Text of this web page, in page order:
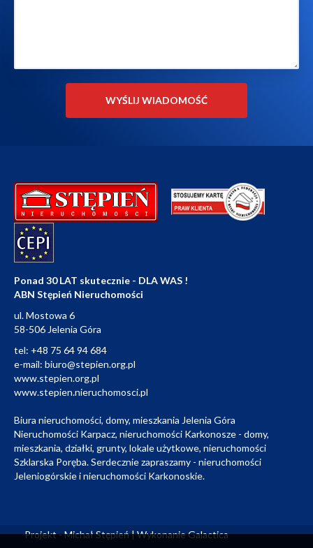
Ponad 30 LAT skutecznie - DLA WAS !
ABN Stępień Nieruchomości
ul. Mostowa 6
58-506 Jelenia Góra
tel: +48 75 64 94 684
e-mail: biuro@stepien.org.pl
www.stepien.org.pl
www.stepien.nieruchomosci.pl
Biura nieruchomości, domy, mieszkania Jelenia Góra
Nieruchomości Karpacz, nieruchomości Karkonosze - domy,
mieszkania, działki, grunty, lokale użytkowe, nieruchomości
Szklarska Poręba. Serdecznie zapraszamy - nieruchomości
Jeleniogórskie i nieruchomości Karkonoskie.
Projekt - Michał Stępień | WykonanieGalactica